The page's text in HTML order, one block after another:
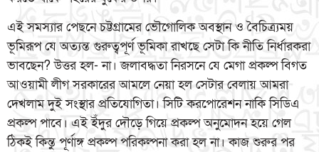
এই সমস্যার পেছনে চট্টগ্রামের ভৌগোলিক অবস্থান ও বৈচিত্র্যময়
ভূমিরূপ যে অত্যন্ত গুরুত্বপূর্ণ ভূমিকা রাখছে সেটা কি নীতি নির্ধারকরা
ভাবছেন? উত্তর হল- না। জলাবদ্ধতা নিরসনে যে মেগা প্রকল্প বিগত
আওয়ামী লীগ সরকারের আমলে নেয়া হল সেটার বেলায় আমরা
দেখলাম দুই সংস্থার প্রতিযোগিতা। সিটি করপোরেশন নাকি সিডিএ
প্রকল্প পাবে। এই ইঁদুর দৌড়ে গিয়ে প্রকল্প অনুমোদন হয়ে গেল
ঠিকই কিন্তু পূর্ণাঙ্গ প্রকল্প পরিকল্পনা করা হল না। কাজ শুরুর পর